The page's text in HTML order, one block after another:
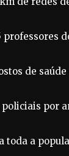
professores
de
policiais por
toda a